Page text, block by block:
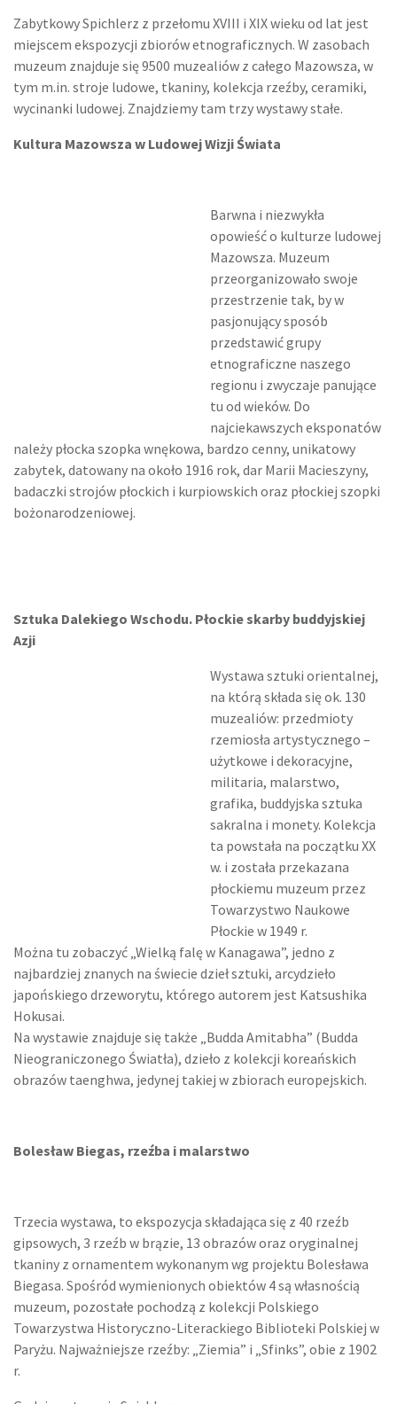
Zabytkowy Spichlerz z przełomu XVIII i XIX wieku od lat jest
miejscem ekspozycji zbiorów etnograficznych. W zasobach
muzeum znajduje się 9500 muzealiów z całego Mazowsza, w
tym m.in. stroje ludowe, tkaniny, kolekcja rzeźby, ceramiki,
wycinanki ludowej. Znajdziemy tam trzy wystawy stałe.
Kultura Mazowsza w Ludowej Wizji Świata
Barwna i niezwykła
opowieść o kulturze ludowej
Mazowsza. Muzeum
przeorganizowało swoje
przestrzenie tak, by w
pasjonujący sposób
przedstawić grupy
etnograficzne naszego
regionu i zwyczaje panujące
tu od wieków. Do
najciekawszych eksponatów
należy płocka szopka wnękowa, bardzo cenny, unikatowy
zabytek, datowany na około 1916 rok, dar Marii Macieszyny,
badaczki strojów płockich i kurpiowskich oraz płockiej szopki
bożonarodzeniowej.
Sztuka Dalekiego Wschodu. Płockie skarby buddyjskiej
Azji
Wystawa sztuki orientalnej,
na którą składa się ok. 130
muzealiów: przedmioty
rzemiosła artystycznego –
użytkowe i dekoracyjne,
militaria, malarstwo,
grafika, buddyjska sztuka
sakralna i monety. Kolekcja
ta powstała na początku XX
w. i została przekazana
płockiemu muzeum przez
Towarzystwo Naukowe
Płockie w 1949 r.
Można tu zobaczyć „Wielką falę w Kanagawa”, jedno z
najbardziej znanych na świecie dzieł sztuki, arcydzieło
japońskiego drzeworytu, którego autorem jest Katsushika
Hokusai.
Na wystawie znajduje się także „Budda Amitabha” (Budda
Nieograniczonego Światła), dzieło z kolekcji koreańskich
obrazów taenghwa, jedynej takiej w zbiorach europejskich.
Bolesław Biegas, rzeźba i malarstwo
Trzecia wystawa, to ekspozycja składająca się z 40 rzeźb
gipsowych, 3 rzeźb w brązie, 13 obrazów oraz oryginalnej
tkaniny z ornamentem wykonanym wg projektu Bolesława
Biegasa. Spośród wymienionych obiektów 4 są własnością
muzeum, pozostałe pochodzą z kolekcji Polskiego
Towarzystwa Historyczno-Literackiego Biblioteki Polskiej w
Paryżu. Najważniejsze rzeźby: „Ziemia” i „Sfinks”, obie z 1902
r.